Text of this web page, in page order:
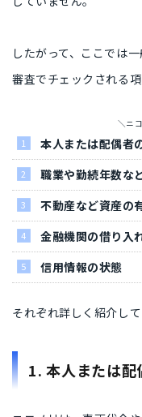
したがって、ここでは
審査でチェックされる
＼ニ
本人または配偶者
職業や勤続年数な
不動産など資産の
金融機関の借り入
信用情報の状態
それぞれ詳しく紹介して
1. 本人または配